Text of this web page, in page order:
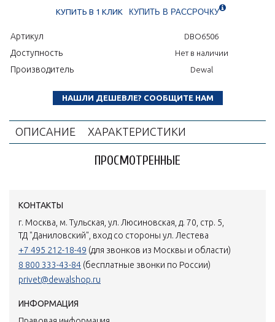
КУПИТЬ В 1 КЛИК КУПИТЬ В РАССРОЧКУ
Артикул DBO6506
Доступность Нет в наличии
Производитель Dewal
НАШЛИ ДЕШЕВЛЕ? СООБЩИТЕ НАМ
ОПИСАНИЕ ХАРАКТЕРИСТИКИ
ПРОСМОТРЕННЫЕ
КОНТАКТЫ
г. Москва, м. Тульская, ул. Люсиновская, д. 70, стр. 5,
ТД "Даниловский", вход со стороны ул. Лестева
+7 495 212-18-49 (для звонков из Москвы и области)
8 800 333-43-84 (бесплатные звонки по России)
privet@dewalshop.ru
ИНФОРМАЦИЯ